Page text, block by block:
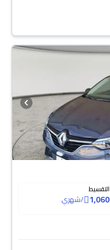
التقسيط
1,060
/شهري